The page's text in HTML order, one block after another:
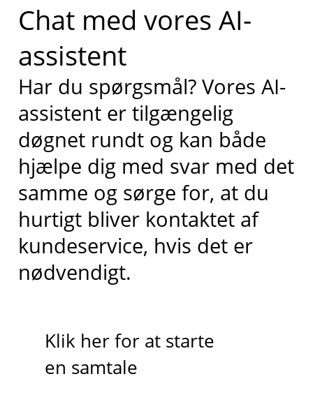
Chat med vores AI-
assistent
Har du spørgsmål? Vores AI-
assistent er tilgængelig
døgnet rundt og kan både
hjælpe dig med svar med det
samme og sørge for, at du
hurtigt bliver kontaktet af
kundeservice, hvis det er
nødvendigt.
Klik her for at starte
en samtale